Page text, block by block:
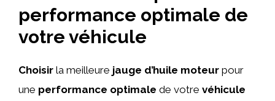
performance optimale de
votre véhicule
Choisir la meilleure jauge d’huile moteur pour
une performance optimale de votre véhicule